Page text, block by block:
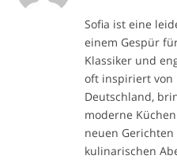
Sofia ist eine
einem Gespür
Klassiker und
oft inspiriert von
Deutschland,
moderne
neuen
kulinarischen